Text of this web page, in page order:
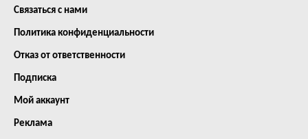
Связаться с нами
Политика конфиденциальности
Отказ от ответственности
Подписка
Мой аккаунт
Реклама